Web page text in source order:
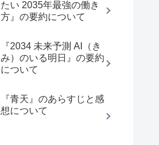
たい 2035年最強の働き
方』の要約について
『2034 未来予測 AI（き
み）のいる明日』の要約
について
『青天』のあらすじと感
想について